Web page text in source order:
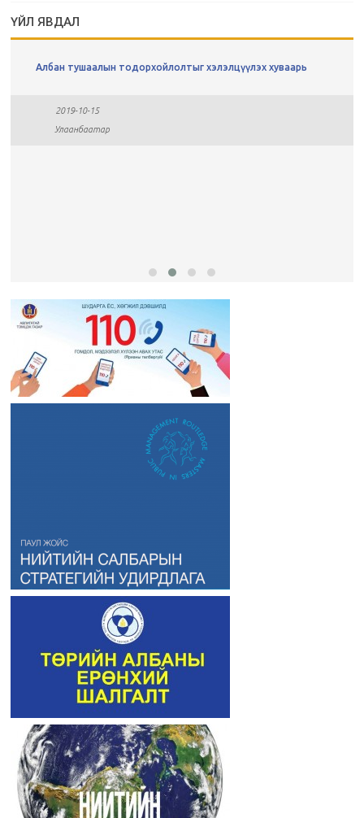
ҮЙЛ ЯВДАЛ
Албан тушаалын тодорхойлолтыг хэлэлцүүлэх хуваарь
2019-10-15
Улаанбаатар